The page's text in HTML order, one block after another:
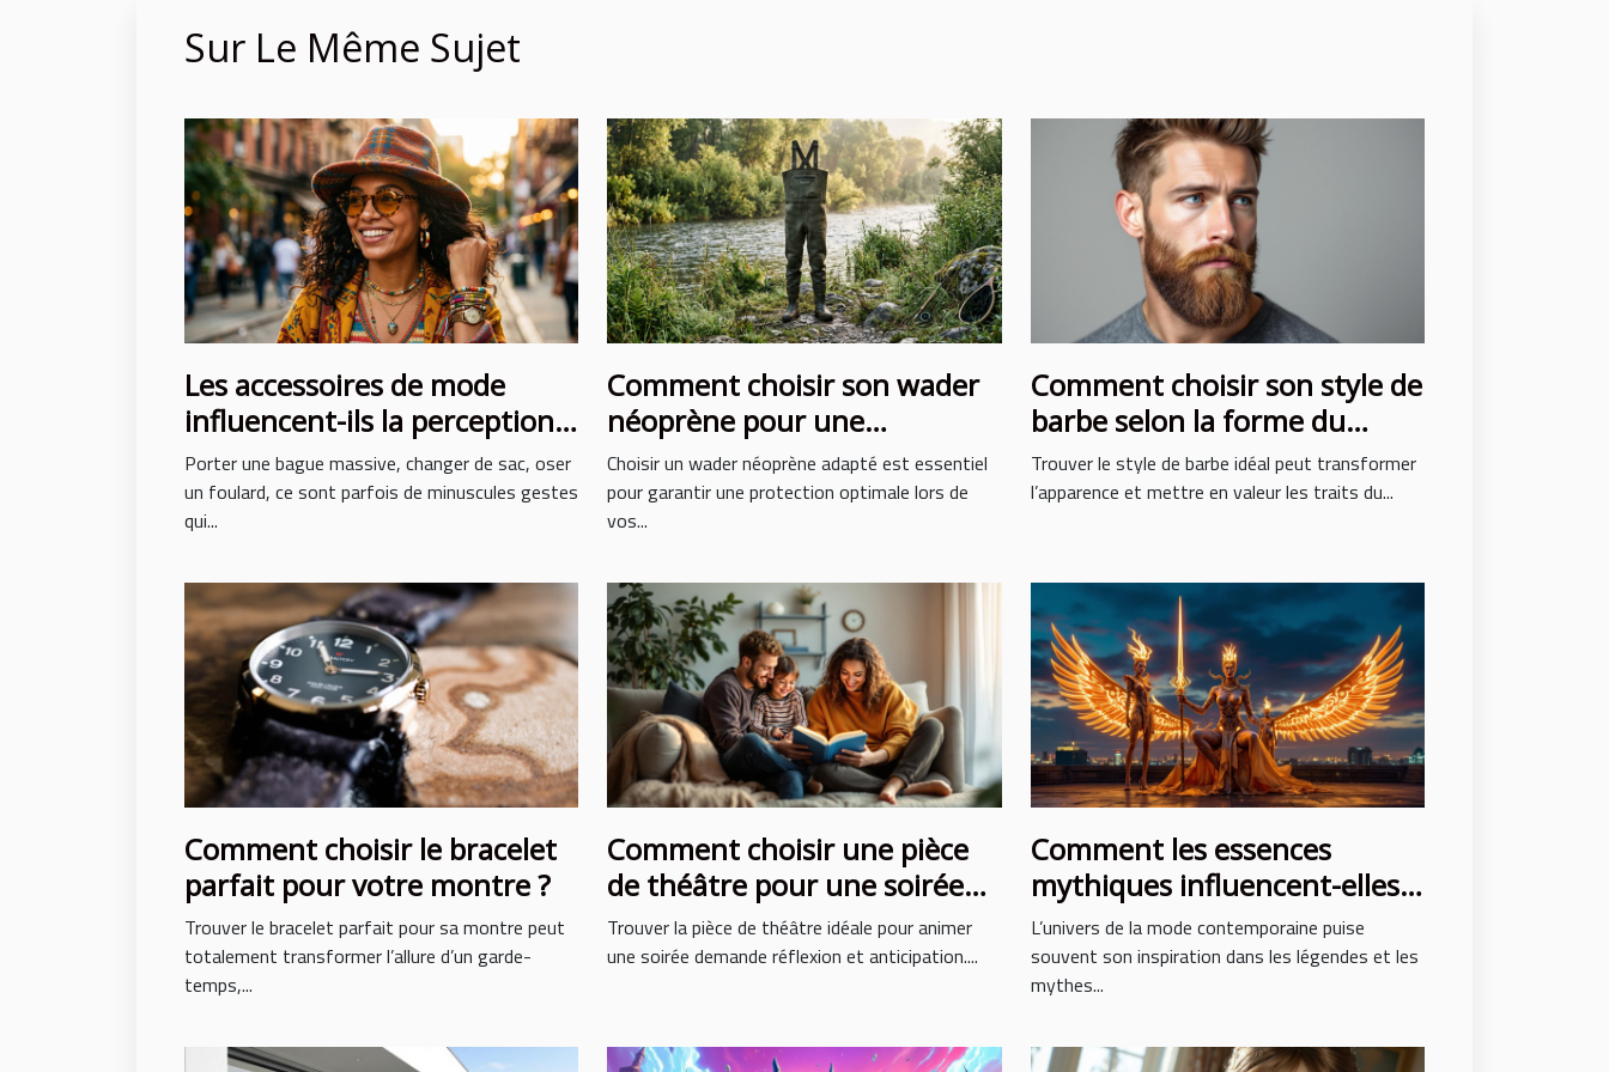
Sur Le Même Sujet
Les accessoires de mode
influencent-ils la perception
de soi ?
Porter une bague massive, changer de sac, oser
un foulard, ce sont parfois de minuscules gestes
qui...
Comment choisir son wader
néoprène pour une
protection optimale ?
Choisir un wader néoprène adapté est essentiel
pour garantir une protection optimale lors de
vos...
Comment choisir son style de
barbe selon la forme du
visage ?
Trouver le style de barbe idéal peut transformer
l’apparence et mettre en valeur les traits du...
Comment choisir le bracelet
parfait pour votre montre ?
Trouver le bracelet parfait pour sa montre peut
totalement transformer l’allure d’un garde-
temps,...
Comment choisir une pièce
de théâtre pour une soirée
réussie ?
Trouver la pièce de théâtre idéale pour animer
une soirée demande réflexion et anticipation....
Comment les essences
mythiques influencent-elles
la mode contemporaine ?
L’univers de la mode contemporaine puise
souvent son inspiration dans les légendes et les
mythes...